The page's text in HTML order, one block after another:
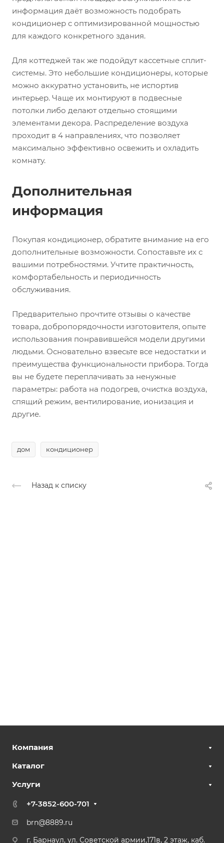
информация даёт возможность подобрать
кондиционер с оптимизированной мощностью
для каждого конкретного здания.
Для коттеджей так же подойдут кассетные сплит-
системы. Это небольшие кондиционеры, которые
можно аккуратно установить, не испортив
интерьер. Чаще их монтируют в подвесные
потолки либо делают отдельно стоящими
элементами декора. Распределение воздуха
проходит в 4 направлениях, что позволяет
максимально эффективно освежить и охладить
комнату.
Дополнительная
информация
Покупая кондиционер, обратите внимание на его
дополнительные возможности. Сопоставьте их с
вашими потребностями. Учтите практичность,
комфортабельность и периодичность
обслуживания.
Предварительно прочтите отзывы о качестве
товара, добропорядочности изготовителя, опыте
использования понравившейся модели другими
людьми. Основательно взвесьте все недостатки и
преимущества функциональности прибора. Тогда
вы не будете переплачивать за ненужные
параметры: работа на подогрев, очистка воздуха,
спящий режим, вентилирование, ионизация и
другие.
дом кондиционер
Назад к списку
Компания
Каталог
Услуги
+7-3852-600-701
brn@8889.ru
г. Барнаул, ул. Советской армии,171в, 2 этаж, каб.